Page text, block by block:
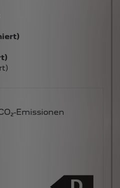
Emissionen